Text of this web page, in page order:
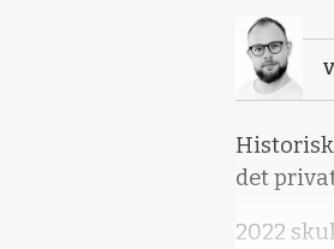
det
2022